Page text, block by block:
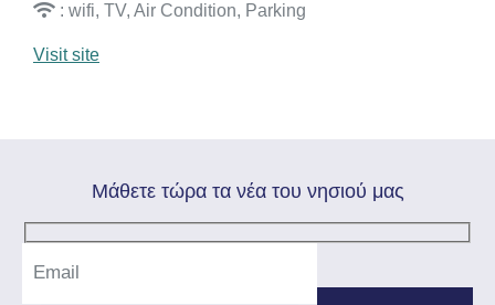
: wifi, TV, Air Condition, Parking
Visit site
Mάθετε τώρα τα νέα του νησιού μας